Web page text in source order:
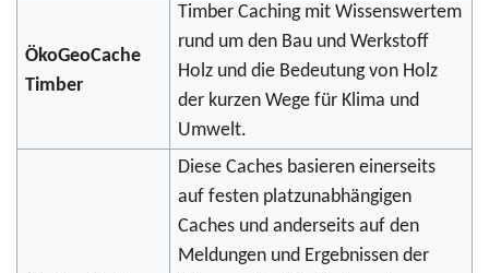
ÖkoGeoCache
Timber
Timber Caching mit Wissenswertem
rund um den Bau und Werkstoff
Holz und die Bedeutung von Holz
der kurzen Wege für Klima und
Umwelt.
Diese Caches basieren einerseits
auf festen platzunabhängigen
Caches und anderseits auf den
Meldungen und Ergebnissen der